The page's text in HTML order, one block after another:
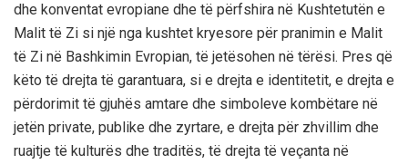
dhe konventat evropiane dhe të përfshira në Kushtetutën e
Malit të Zi si një nga kushtet kryesore për pranimin e Malit
të Zi në Bashkimin Evropian, të jetësohen në tërësi. Pres që
këto të drejta të garantuara, si e drejta e identitetit, e drejta e
përdorimit të gjuhës amtare dhe simboleve kombëtare në
jetën private, publike dhe zyrtare, e drejta për zhvillim dhe
ruajtje të kulturës dhe traditës, të drejta të veçanta në